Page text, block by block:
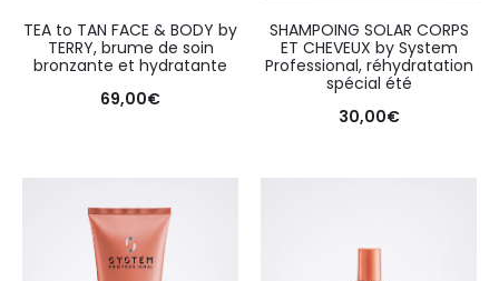
TEA to TAN FACE & BODY by
TERRY, brume de soin
bronzante et hydratante
69,00€
SHAMPOING SOLAR CORPS
ET CHEVEUX by System
Professional, réhydratation
spécial été
30,00€